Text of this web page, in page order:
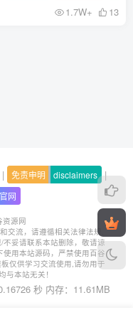
1.7W+ 13
| 免责申明 disclaimers |
网
资源网
交流，请遵循相关法律法规.
妥请联系本站删除，敬请谅
用本站源码，严禁使用百谷
仅供学习交流使用,请勿用于
本站无关！
秒 内存：11.61MB